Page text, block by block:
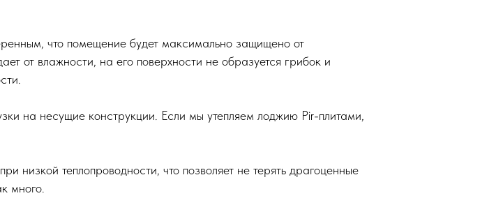
что помещение будет максимально защищено от
от влажности, на его поверхности не образуется грибок и
на несущие конструкции. Если мы утепляем лоджию Pir-плитами,
теплопроводности, что позволяет не терять драгоценные
много.